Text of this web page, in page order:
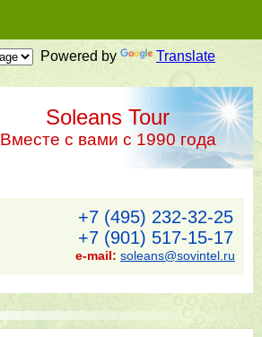
Powered by Translate
Soleans Tour
Вместе с вами с 1990 года
+7 (495) 232-32-25
+7 (901) 517-15-17
e-mail: soleans@sovintel.ru